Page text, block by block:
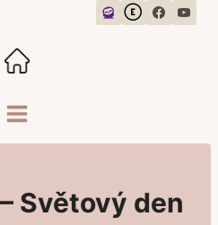
Světový den